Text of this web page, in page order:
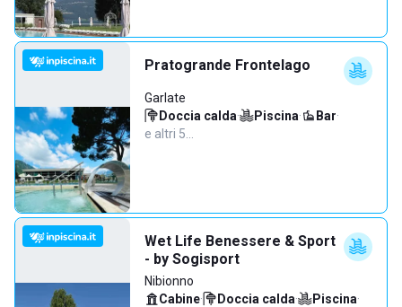
Pratogrande Frontelago
Garlate
Doccia calda· Piscina· Bar·
e altri 5…
Wet Life Benessere & Sport
- by Sogisport
Nibionno
Cabine· Doccia calda· Piscina·